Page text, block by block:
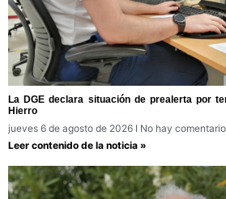
La DGE declara situación de prealerta por
Hierro
jueves 6 de agosto de 2026
No hay
Leer contenido de la noticia »